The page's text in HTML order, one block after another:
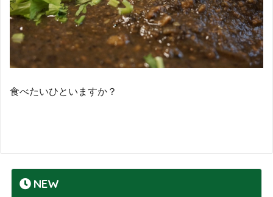
食べたいひといますか？
NEW